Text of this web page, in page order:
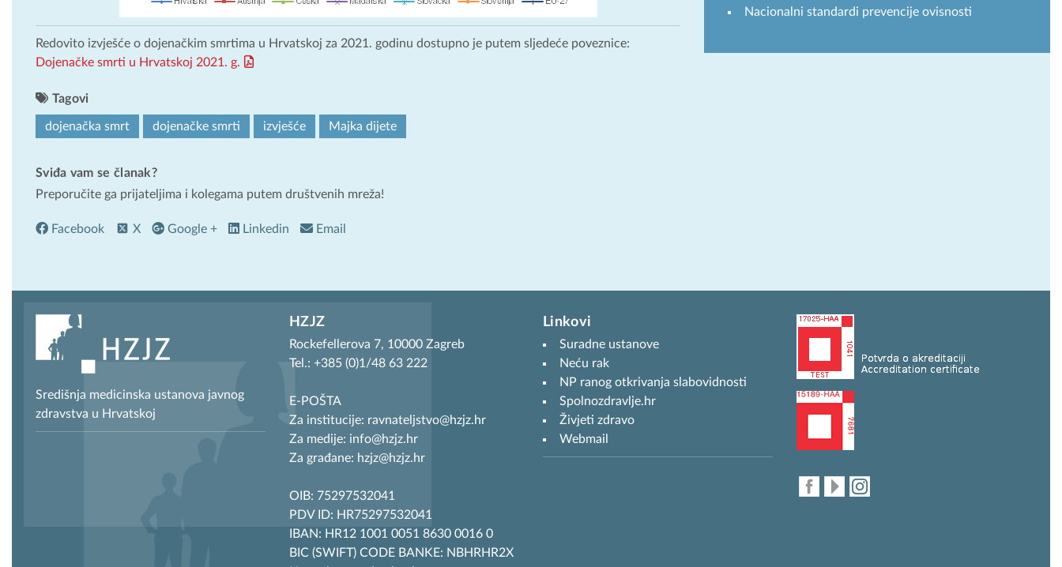
Redovito izvješće o dojenačkim smrtima u Hrvatskoj za 2021. godinu dostupno je putem sljedeće poveznice:
Dojenačke smrti u Hrvatskoj 2021. g.
Tagovi
dojenačka smrt dojenačke smrti izvješće Majka dijete
Sviđa vam se članak?
Preporučite ga prijateljima i kolegama putem društvenih mreža!
Facebook X Google + Linkedin Email
Nacionalni standardi prevencije ovisnosti
Središnja medicinska ustanova javnog
zdravstva u Hrvatskoj
HZJZ
Rockefellerova 7, 10000 Zagreb
Tel.: +385 (0)1/48 63 222
E-POŠTA
Za institucije: ravnateljstvo@hzjz.hr
Za medije: info@hzjz.hr
Za građane: hzjz@hzjz.hr
OIB: 75297532041
PDV ID: HR75297532041
IBAN: HR12 1001 0051 8630 0016 0
BIC (SWIFT) CODE BANKE: NBHRHR2X
Linkovi
Suradne ustanove
Neću rak
NP ranog otkrivanja slabovidnosti
Spolnozdravlje.hr
Živjeti zdravo
Webmail